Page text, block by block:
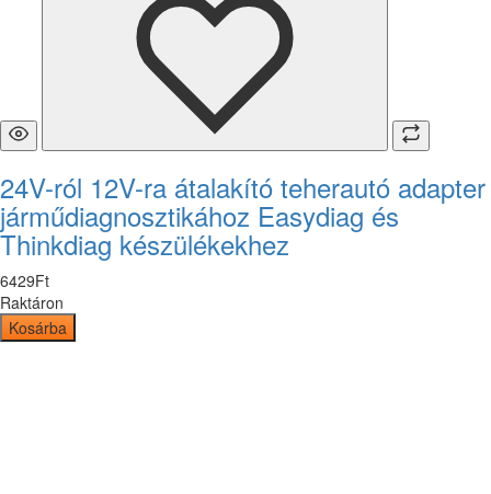
24V-ról 12V-ra átalakító teherautó adapter
járműdiagnosztikához Easydiag és
Thinkdiag készülékekhez
6429Ft
Raktáron
Kosárba